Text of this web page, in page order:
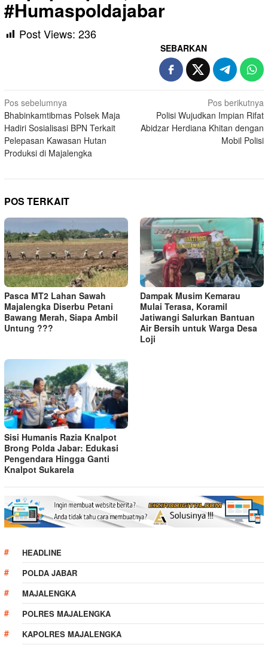
#Humaspoldajabar
Post Views: 236
SEBARKAN
Navigasi
pos
Pos sebelumnya
Bhabinkamtibmas Polsek Maja
Hadiri Sosialisasi BPN Terkait
Pelepasan Kawasan Hutan
Produksi di Majalengka
Pos berikutnya
Polisi Wujudkan Impian Rifat
Abidzar Herdiana Khitan dengan
Mobil Polisi
POS TERKAIT
Pasca MT2 Lahan Sawah
Majalengka Diserbu Petani
Bawang Merah, Siapa Ambil
Untung ???
Dampak Musim Kemarau
Mulai Terasa, Koramil
Jatiwangi Salurkan Bantuan
Air Bersih untuk Warga Desa
Loji
Sisi Humanis Razia Knalpot
Brong Polda Jabar: Edukasi
Pengendara Hingga Ganti
Knalpot Sukarela
HEADLINE
POLDA JABAR
MAJALENGKA
POLRES MAJALENGKA
KAPOLRES MAJALENGKA